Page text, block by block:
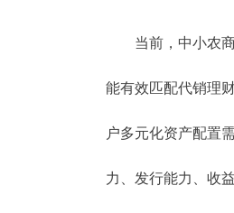
当前，中小农
能有效匹配代销理
户多元化资产配置
力、发行能力、收